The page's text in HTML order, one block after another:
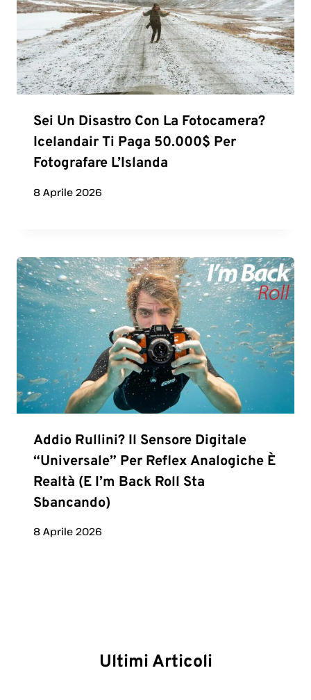
Sei Un Disastro Con La Fotocamera?
Icelandair Ti Paga 50.000$ Per
Fotografare L’Islanda
8 Aprile 2026
Addio Rullini? Il Sensore Digitale
“universale” Per Reflex Analogiche È
Realtà (e I’m Back Roll Sta
Sbancando)
8 Aprile 2026
Ultimi Articoli